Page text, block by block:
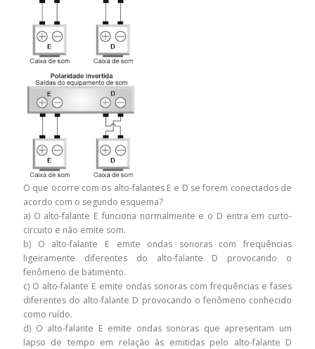
O que ocorre com os alto-falantes E e D se forem conectados de
acordo com o segundo esquema?
a) O alto-falante E funciona normalmente e o D entra em curto-
circuito e não emite som.
b) O alto-falante E emite ondas sonoras com frequências
ligeiramente diferentes do alto-falante D provocando o
fenômeno de batimento.
c) O alto-falante E emite ondas sonoras com frequências e fases
diferentes do alto-falante D provocando o fenômeno conhecido
como ruído.
d) O alto-falante E emite ondas sonoras que apresentam um
lapso de tempo em relação às emitidas pelo alto-falante D